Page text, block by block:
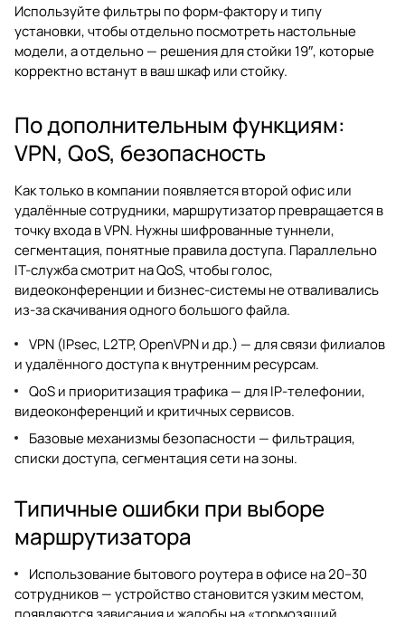
Используйте фильтры по форм-фактору и типу
установки, чтобы отдельно посмотреть настольные
модели, а отдельно — решения для стойки 19″, которые
корректно встанут в ваш шкаф или стойку.
По дополнительным функциям:
VPN, QoS, безопасность
Как только в компании появляется второй офис или
удалённые сотрудники, маршрутизатор превращается в
точку входа в VPN. Нужны шифрованные туннели,
сегментация, понятные правила доступа. Параллельно
IT-служба смотрит на QoS, чтобы голос,
видеоконференции и бизнес-системы не отваливались
из-за скачивания одного большого файла.
VPN (IPsec, L2TP, OpenVPN и др.) — для связи филиалов
и удалённого доступа к внутренним ресурсам.
QoS и приоритизация трафика — для IP-телефонии,
видеоконференций и критичных сервисов.
Базовые механизмы безопасности — фильтрация,
списки доступа, сегментация сети на зоны.
Типичные ошибки при выборе
маршрутизатора
Использование бытового роутера в офисе на 20–30
сотрудников — устройство становится узким местом,